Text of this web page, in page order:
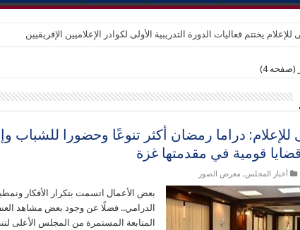
للإعلام يختتم فعاليات الدورة التدريبية الأولى لكوادر الإعلاميين الإفريقيين
4)
دراما رمضان أكثر تنوعًا وحضورا للشباب
قومية في مقدمتها غزة
أخبار المجلس, معرض الصور
بعض الأعمال اتسمت بتكرار الأفكار
الدرامي.. فضلًا عن وجود بعض مشاهد
المتابعة المستمرة من المجلس الأعلى